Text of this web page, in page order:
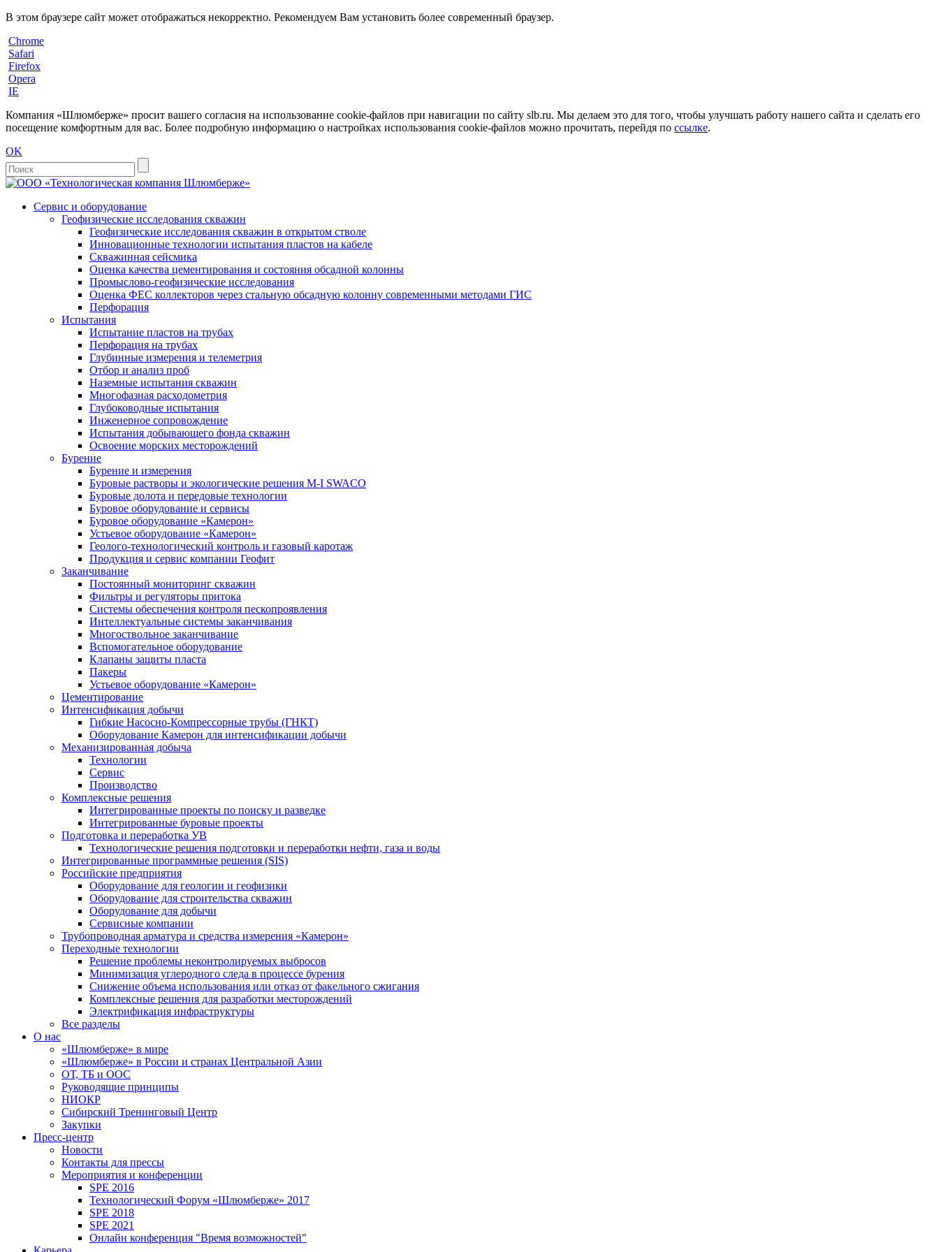
В этом браузере сайт может отображаться некорректно. Рекомендуем Вам установить более современный браузер.
Chrome
Safari
Firefox
Opera
IE
Компания «Шлюмберже» просит вашего согласия на использование cookie-файлов при навигации по сайту slb.ru. Мы делаем это для того, чтобы улучшать работу нашего сайта и сделать его
посещение комфортным для вас. Более подробную информацию о настройках использования cookie-файлов можно прочитать, перейдя по ссылке.
OK
Сервис и оборудование
Геофизические исследования скважин
Геофизические исследования скважин в открытом стволе
Инновационные технологии испытания пластов на кабеле
Скважинная сейсмика
Оценка качества цементирования и состояния обсадной колонны
Промыслово-геофизические исследования
Оценка ФЕС коллекторов через стальную обсадную колонну современными методами ГИС
Перфорация
Испытания
Испытание пластов на трубах
Перфорация на трубах
Глубинные измерения и телеметрия
Отбор и анализ проб
Наземные испытания скважин
Многофазная расходометрия
Глубоководные испытания
Инженерное сопровождение
Испытания добывающего фонда скважин
Освоение морских месторождений
Бурение
Бурение и измерения
Буровые растворы и экологические решения M-I SWACO
Буровые долота и передовые технологии
Буровое оборудование и сервисы
Буровое оборудование «Камерон»
Устьевое оборудование «Камерон»
Геолого-технологический контроль и газовый каротаж
Продукция и сервис компании Геофит
Заканчивание
Постоянный мониторинг скважин
Фильтры и регуляторы притока
Cистемы обеспечения контроля пескопроявления
Интеллектуальные системы заканчивания
Многоствольное заканчивание
Вспомогательное оборудование
Клапаны защиты пласта
Пакеры
Устьевое оборудование «Камерон»
Цементирование
Интенсификация добычи
Гибкие Насосно-Компрессорные трубы (ГНКТ)
Оборудование Камерон для интенсификации добычи
Механизированная добыча
Технологии
Сервис
Производство
Комплексные решения
Интегрированные проекты по поиску и разведке
Интегрированные буровые проекты
Подготовка и переработка УВ
Технологические решения подготовки и переработки нефти, газа и воды
Интегрированные программные решения (SIS)
Российские предприятия
Оборудование для геологии и геофизики
Оборудование для строительства скважин
Оборудование для добычи
Сервисные компании
Трубопроводная арматура и средства измерения «Камерон»
Переходные технологии
Решение проблемы неконтролируемых выбросов
Минимизация углеродного следа в процессе бурения
Снижение объема использования или отказ от факельного сжигания
Комплексные решения для разработки месторождений
Электрификация инфраструктуры
Все разделы
О нас
«Шлюмберже» в мире
«Шлюмберже» в России и странах Центральной Азии
ОТ, ТБ и ООС
Руководящие принципы
НИОКР
Сибирский Тренинговый Центр
Закупки
Пресс-центр
Новости
Контакты для прессы
Мероприятия и конференции
SPE 2016
Технологический Форум «Шлюмберже» 2017
SPE 2018
SPE 2021
Онлайн конференция "Время возможностей"